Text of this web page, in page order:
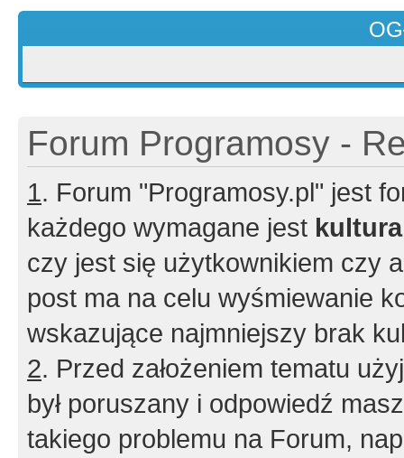
Forum Programosy -
1. Forum "Programosy.pl" jest
każdego wymagane jest
czy jest się użytkownikiem czy
post ma na celu wyśmiewanie
wskazujące najmniejszy brak
2. Przed założeniem tematu
był poruszany i odpowiedź
takiego problemu na Forum,